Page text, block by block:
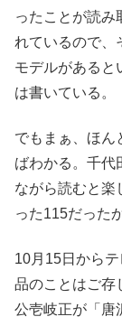
ったことが読み
れているので、
モデルがあると
は書いている。
でもまぁ、ほん
ばわかる。千代
ながら読むと楽
った115だった
10月15日から
品のことはご存
公壱岐正が「唐